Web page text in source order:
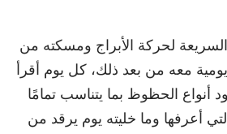
لحركة الأبراج ومسكته من
معه من بعد ذلك، كل يوم أقرأ
الحظوظ بما يتناسب تمامًا
أعرفها وما خليته يوم يرقد من